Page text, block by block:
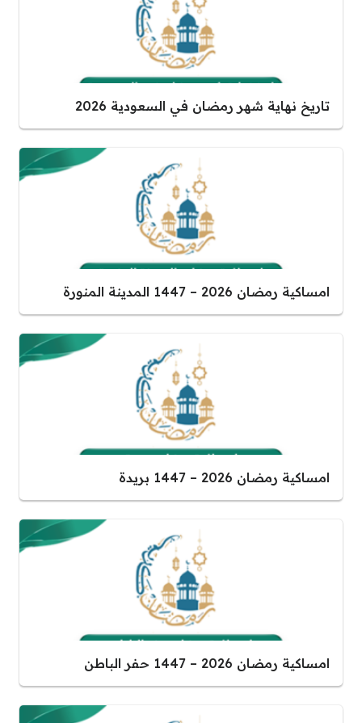
تاريخ نهاية شهر رمضان في السعودية 2026
امساكية رمضان 2026 – 1447 المدينة المنورة
امساكية رمضان 2026 – 1447 بريدة
امساكية رمضان 2026 – 1447 حفر الباطن